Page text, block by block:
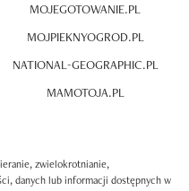
MOJEGOTOWANIE.PL
MOJPIEKNYOGROD.PL
NATIONAL-GEOGRAPHIC.PL
MAMOTOJA.PL
zwielokrotnianie,
danych lub informacji dostępnych w